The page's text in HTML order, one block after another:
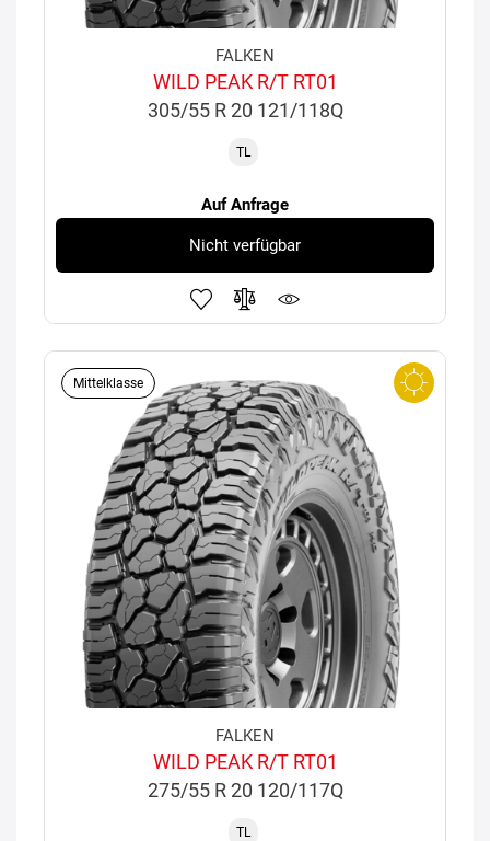
FALKEN
WILD PEAK R/T RT01
305/55 R 20 121/118Q
TL
Auf Anfrage
Nicht verfügbar
Mittelklasse
FALKEN
WILD PEAK R/T RT01
275/55 R 20 120/117Q
TL